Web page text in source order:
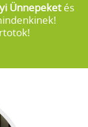
Ünnepeketés